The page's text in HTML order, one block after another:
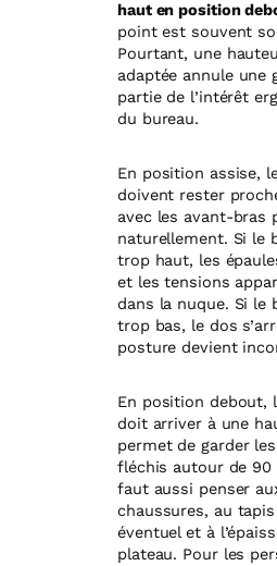
haut en position
point est souvent
Pourtant, une
adaptée annule une
partie de l’intérêt
du bureau.
En position assise,
doivent rester
avec les avant-bras
naturellement. Si le
trop haut, les
et les tensions
dans la nuque. Si le
trop bas, le dos
posture devient
En position debout,
doit arriver à une
permet de garder
fléchis autour de 90
faut aussi penser
chaussures, au
éventuel et à
plateau. Pour les